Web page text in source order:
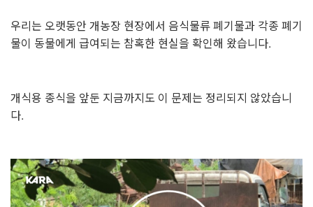
우리는 오랫동안 개농장 현장에서 음식물류 폐기물과 각종 폐기
물이 동물에게 급여되는 참혹한 현실을 확인해 왔습니다.
개식용 종식을 앞둔 지금까지도 이 문제는 정리되지 않았습니
다.